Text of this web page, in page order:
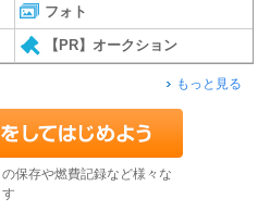
フォト
【PR】オークション
もっと見る
保存や燃費記録など様々な